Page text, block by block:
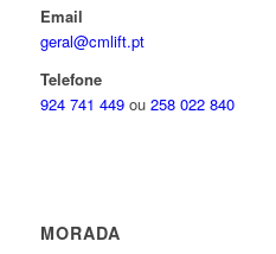
Email
geral@cmlift.pt
Telefone
924 741 449ou 258 022 840
MORADA